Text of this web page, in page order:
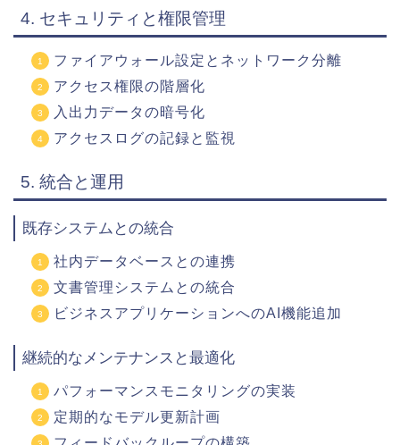
4. セキュリティと権限管理
ファイアウォール設定とネットワーク分離
アクセス権限の階層化
入出力データの暗号化
アクセスログの記録と監視
5. 統合と運用
既存システムとの統合
社内データベースとの連携
文書管理システムとの統合
ビジネスアプリケーションへのAI機能追加
継続的なメンテナンスと最適化
パフォーマンスモニタリングの実装
定期的なモデル更新計画